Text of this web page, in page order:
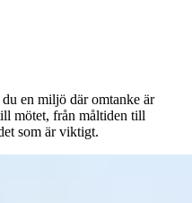
en miljö där omtanke är
mötet, från måltiden till
som är viktigt.